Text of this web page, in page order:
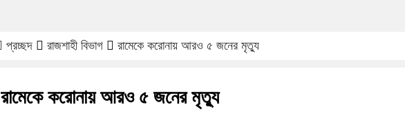
প্রচ্ছদ রাজশাহী বিভাগ রামেকে করোনায় আরও ৫ জনের মৃত্যু
রামেকে করোনায় আরও ৫ জনের মৃত্যু